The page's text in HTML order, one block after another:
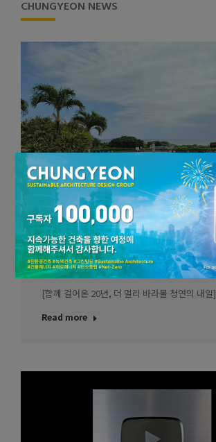
CHUNGYEON NEWS
[창립 20주년 기념 _ 해외 워크숍]
2026-06-05
[함께 걸어온 20년, 더 멀리 바라볼 청연의 내일]
Read more